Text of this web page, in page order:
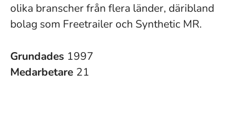
olika branscher från flera länder, däribland
bolag som Freetrailer och Synthetic MR.
Grundades 1997
Medarbetare 21